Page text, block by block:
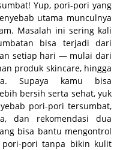
Yup, pori-pori yang
utama munculnya
Masalah ini sering kali
bisa terjadi dari
setiap hari — mulai dari
produk skincare, hingga
Supaya kamu bisa
bersih serta sehat, yuk
pori-pori tersumbat,
dan rekomendasi dua
bisa bantu mengontrol
pori-pori tanpa bikin kulit